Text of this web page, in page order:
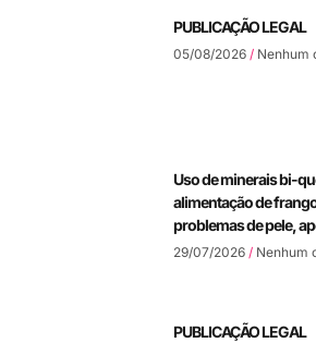
PUBLICAÇÃO LEGAL
05/08/2026 Nenhum
Uso de minerais bi-
alimentação de
problemas de pele,
29/07/2026 Nenhum
PUBLICAÇÃO LEGAL